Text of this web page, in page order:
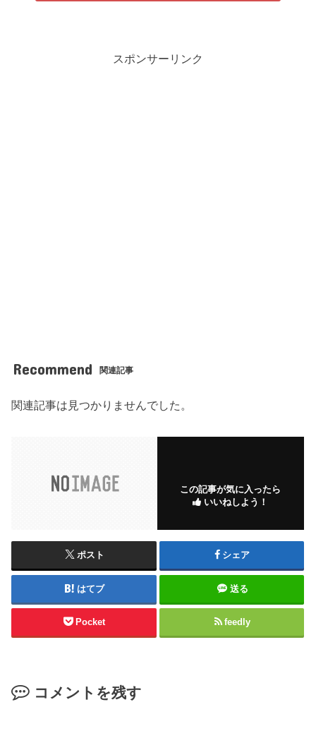
スポンサーリンク
Recommend 関連記事
関連記事は見つかりませんでした。
この記事が気に入ったら
いいねしよう！
ポスト シェア
はてブ 送る
Pocket feedly
コメントを残す